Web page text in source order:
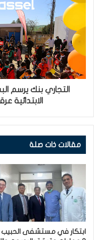
التجاري بنك يرسم
الابتدائية
مقالات ذات صلة
ابتكار في مستشفى الحبيب